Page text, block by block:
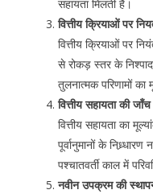
सहायता मिलती है।
वित्तीय क्रियाओं पर
वित्तीय क्रियाओं पर
से रोकड़ स्तर के
तुलनात्मक परिणामों
वित्तीय सहायता की
वित्तीय सहायता का
पूर्वानुमानों के
पश्चातवर्ती काल में
नवीन उपक्रम की